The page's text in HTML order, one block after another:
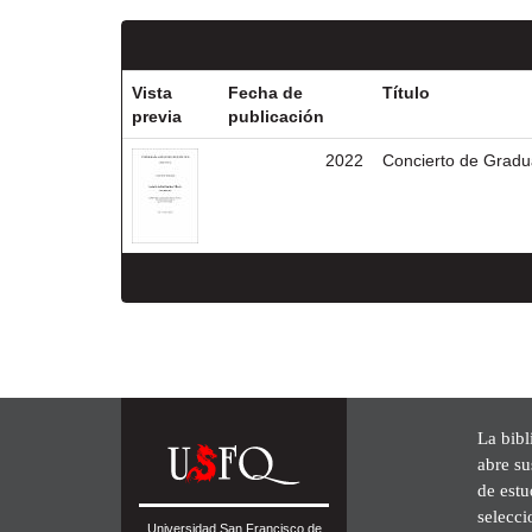
Vista
previa
Fecha de
publicación
Título
2022 Concierto de
Universidad San Francisco de
La
abre
de